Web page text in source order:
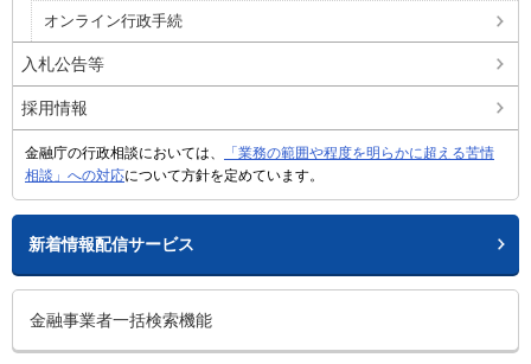
オンライン行政手続
入札公告等
採用情報
金融庁の行政相談においては、
「業務の範囲や程度を明らかに超える苦情
相談」への対応について方針を定めています。
新着情報配信サービス
金融事業者一括検索機能